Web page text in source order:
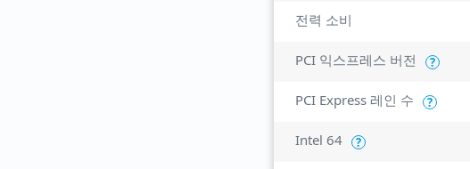
전력 소비
PCI 익스프레스 버전 ?
PCI Express 레인 수 ?
Intel 64 ?